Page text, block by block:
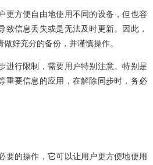
更方便自由地使用不同的设备，但也容
致信息丢失或是无法及时更新。因此，
好充分的备份，并谨慎操作。
进行限制，需要用户特别注意。特别是
重要信息的应用，在解除同步时，务必
要的操作，它可以让用户更方便地使用